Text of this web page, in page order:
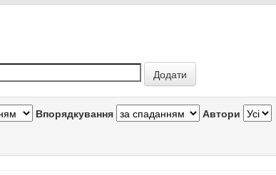
Впорядкування Автори